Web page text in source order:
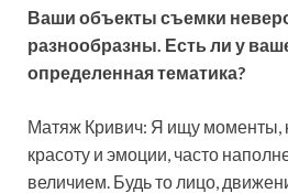
Ваши объекты съемки
разнообразны. Есть ли у
определенная тематика?
Матяж Кривич: Я ищу моменты,
красоту и эмоции, часто
величием. Будь то лицо,